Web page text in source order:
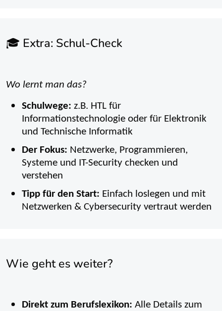
🎓 Extra: Schul-Check
Wo lernt man das?
Schulwege: z.B. HTL für
Informationstechnologie oder für Elektronik
und Technische Informatik
Der Fokus: Netzwerke, Programmieren,
Systeme und IT-Security checken und
verstehen
Tipp für den Start: Einfach loslegen und mit
Netzwerken & Cybersecurity vertraut werden
Wie geht es weiter?
Direkt zum Berufslexikon: Alle Details zum